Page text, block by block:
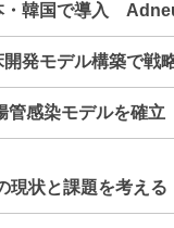
・韓国で導入
開発モデル構築で
管感染モデルを確
現状と課題を考える